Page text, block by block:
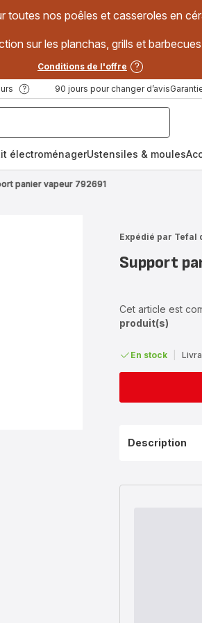
toutes nos poêles et casseroles en
sur les planchas, grills et
Conditions de l'offre
90 jours pour changer d’avis
électroménagerUstensiles & moules
panier vapeur 792691
Expédié par Tefal
Support
Cet article est
produit(s)
En stock
Description